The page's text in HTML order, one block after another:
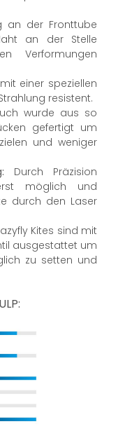
an der Fronttube
an der Stelle
Verformungen
einer speziellen
resistent.
wurde aus so
gefertigt um
und weniger
Durch Präzision
möglich und
durch den Laser
Kites sind mit
ausgestattet um
zu setten und